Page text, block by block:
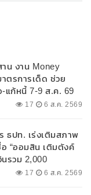
น งาน Money
ตรการเด็ด ช่วย
-แก้หนี้ 7-9 ส.ค. 69
17 6 ส.ค. 2569
ธปท. เร่งเติมสภาพ
“ออมสิน เติมตังค์
รวม 2,000
วียนวงเงินกู้สูงสุด
17 6 ส.ค. 2569